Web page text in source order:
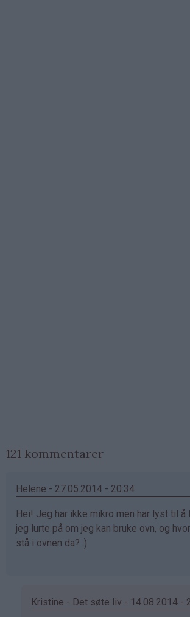
121 kommentarer
Helene - 27.05.2014 - 20:34
Hei! Jeg har ikke mikro men har lyst til å
jeg lurte på om jeg kan bruke ovn, og
stå i ovnen da? :)
Kristine - Det søte liv - 14.08.2014 -